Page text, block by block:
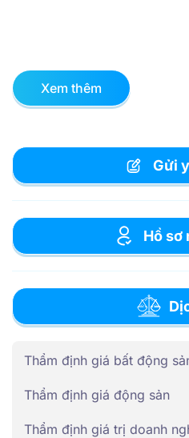
Xem thêm
Gửi
Hồ sơ
Thẩm định giá bất động
Thẩm định giá động sản
Thẩm định giá trị doanh